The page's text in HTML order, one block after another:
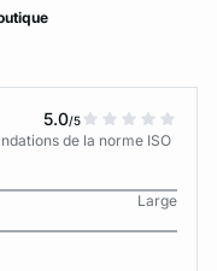
5.0/5
de la norme ISO
Large